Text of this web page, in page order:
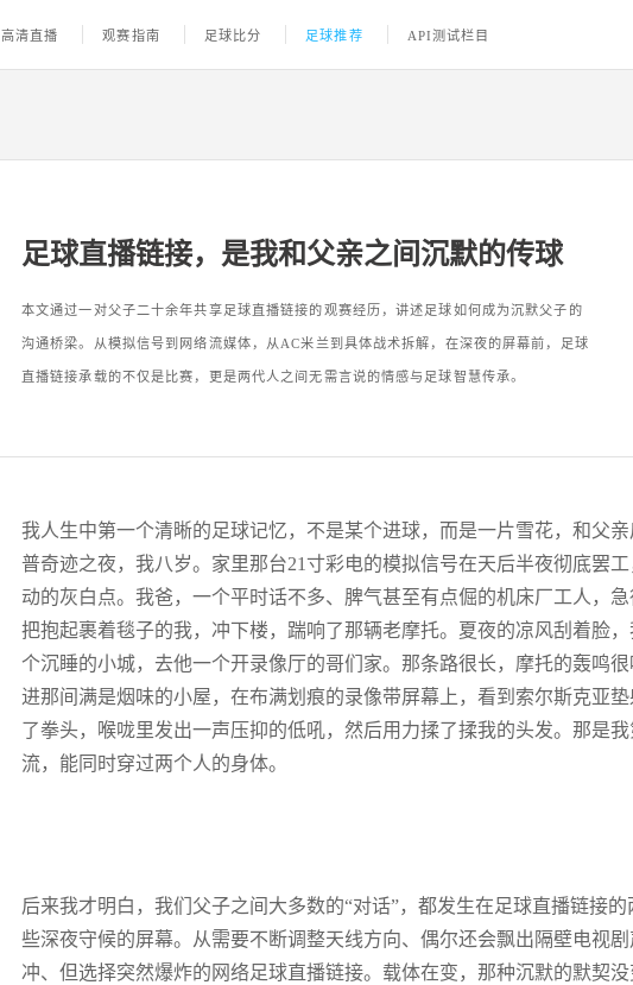
高清直播 观赛指南 足球比分 足球推荐 API测试栏目
足球直播链接，是我和父亲之间沉默的传球
本文通过一对父子二十余年共享足球直播链接的观赛经历，讲述足球如何成为沉默父子的
沟通桥梁。从模拟信号到网络流媒体，从AC米兰到具体战术拆解，在深夜的屏幕前，足球
直播链接承载的不仅是比赛，更是两代人之间无需言说的情感与足球智慧传承。
我人生中第一个清晰的足球记忆，不是某个进球，而是一片雪花，和父
普奇迹之夜，我八岁。家里那台21寸彩电的模拟信号在天后半夜彻底罢
动的灰白点。我爸，一个平时话不多、脾气甚至有点倔的机床厂工人，
把抱起裹着毯子的我，冲下楼，踹响了那辆老摩托。夏夜的凉风刮着脸
个沉睡的小城，去他一个开录像厅的哥们家。那条路很长，摩托的轰鸣
进那间满是烟味的小屋，在布满划痕的录像带屏幕上，看到索尔斯克亚
了拳头，喉咙里发出一声压抑的低吼，然后用力揉了揉我的头发。那是
流，能同时穿过两个人的身体。
后来我才明白，我们父子之间大多数的“对话”，都发生在足球直播链接
些深夜守候的屏幕。从需要不断调整天线方向、偶尔还会飘出隔壁电视
冲、但选择突然爆炸的网络足球直播链接。载体在变，那种沉默的默契